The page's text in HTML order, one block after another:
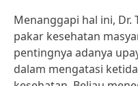
Menanggapi hal ini,
pakar kesehatan
pentingnya adanya
dalam mengatasi